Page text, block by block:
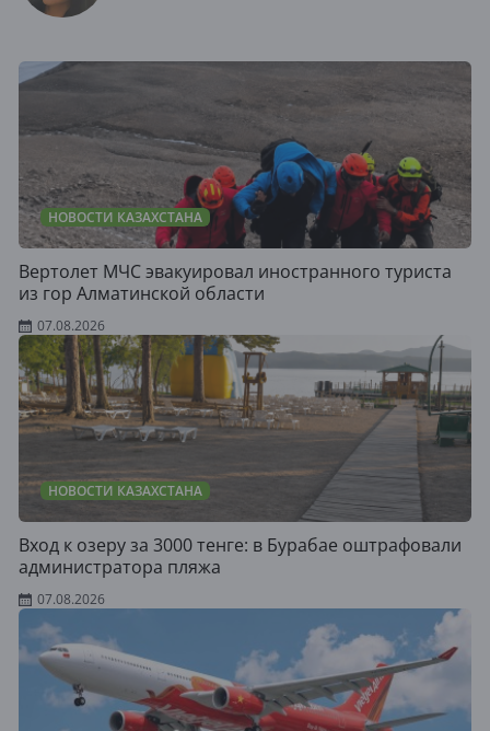
НОВОСТИ КАЗАХСТАНА
Вертолет МЧС эвакуировал иностранного туриста
из гор Алматинской области
07.08.2026
НОВОСТИ КАЗАХСТАНА
Вход к озеру за 3000 тенге: в Бурабае оштрафовали
администратора пляжа
07.08.2026